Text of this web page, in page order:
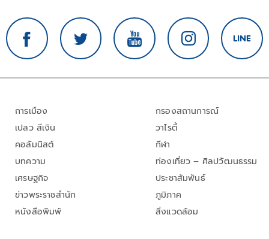
การเมือง
เปลว สีเงิน
คอลัมนิสต์
บทความ
เศรษฐกิจ
ข่าวพระราชสำนัก
หนังสือพิมพ์
กรองสถานการณ์
วาไรตี้
กีฬา
ท่องเที่ยว – ศิลปวัฒนธรรม
ประชาสัมพันธ์
ภูมิภาค
สิ่งแวดล้อม